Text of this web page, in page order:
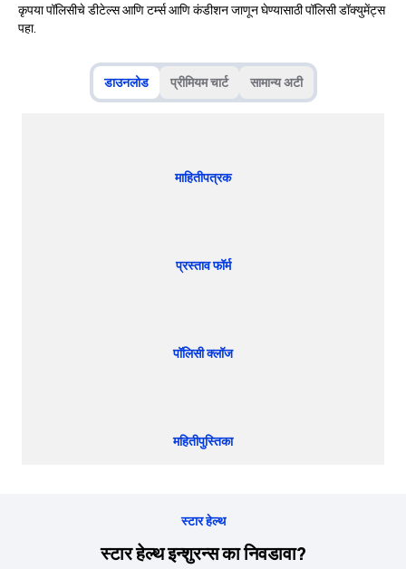
कृपया पॉलिसीचे डीटेल्स आणि टर्म्स आणि कंडीशन जाणून घेण्यासाठी पॉलिसी डॉक्युमेंट्स
पहा.
डाउनलोड प्रीमियम चार्ट सामान्य अटी
माहितीपत्रक
प्रस्ताव फॉर्म
पॉलिसी क्लॉज
महितीपुस्तिका
स्टार हेल्थ
स्टार हेल्थ इन्शुरन्स का निवडावा?